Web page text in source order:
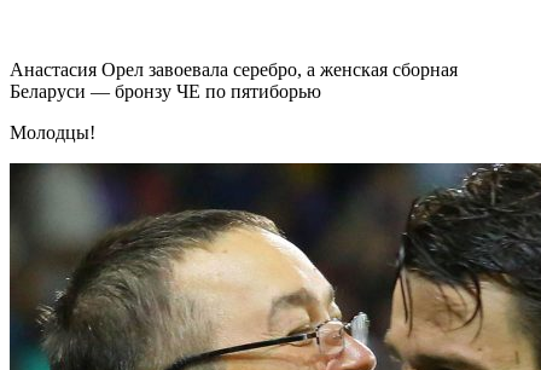
Анастасия Орел завоевала серебро, а женская сборная
Беларуси — бронзу ЧЕ по пятиборью
Молодцы!